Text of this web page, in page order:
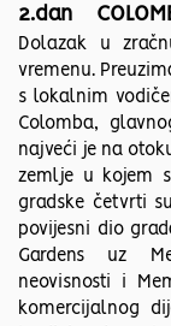
2.dan
Dolazak u
vremenu.
s lokalnim
Colomba,
najveći je na
zemlje u kojem
gradske četvrti
povijesni dio
Gardens uz
neovisnosti i
komercijalnog